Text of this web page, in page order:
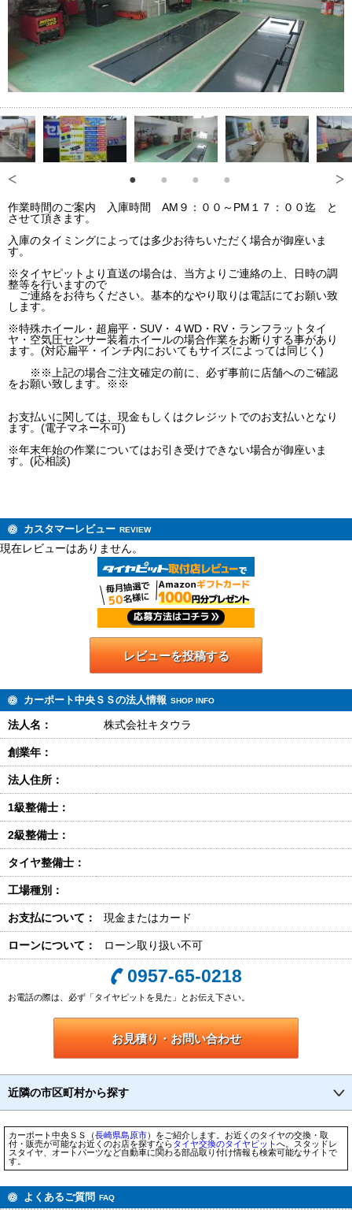
作業時間のご案内 入庫時間 AM９：００～PM１７：００迄 と
させて頂きます。
入庫のタイミングによっては多少お待ちいただく場合が御座いま
す。
※タイヤピットより直送の場合は、当方よりご連絡の上、日時の調
整等を行いますので
ご連絡をお待ちください。基本的なやり取りは電話にてお願い致
します。
※特殊ホイール・超扁平・SUV・４WD・RV・ランフラットタイ
ヤ・空気圧センサー装着ホイールの場合作業をお断りする事があり
ます。(対応扁平・インチ内においてもサイズによっては同じく)
※※上記の場合ご注文確定の前に、必ず事前に店舗へのご確認
をお願い致します。※※
お支払いに関しては、現金もしくはクレジットでのお支払いとなり
ます。(電子マネー不可)
※年末年始の作業についてはお引き受けできない場合が御座いま
す。(応相談)
カスタマーレビュー REVIEW
現在レビューはありません。
レビューを投稿する
カーポート中央ＳＳの法人情報 SHOP INFO
法人名： 株式会社キタウラ
創業年：
法人住所：
1級整備士：
2級整備士：
タイヤ整備士：
工場種別：
お支払について： 現金またはカード
ローンについて： ローン取り扱い不可
0957-65-0218
お電話の際は、必ず「タイヤピットを見た」とお伝え下さい。
お見積り・お問い合わせ
近隣の市区町村から探す
カーポート中央ＳＳ（長崎県島原市）をご紹介します。お近くのタイヤの交換・取
付・販売が可能なお近くのお店を探すならタイヤ交換のタイヤピットへ。スタッドレ
スタイヤ、オートパーツなど自動車に関わる部品取り付け情報も検索可能なサイトで
す。
よくあるご質問 FAQ